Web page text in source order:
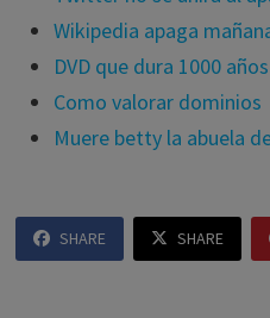
Wikipedia apaga
DVD que dura 1000 años
Como valorar dominios
Muere betty la abuela
SHARE SHARE